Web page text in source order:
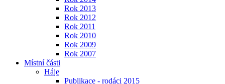
Rok 2013
Rok 2012
Rok 2011
Rok 2010
Rok 2009
Rok 2007
Místní části
Háje
Publikace - rodáci 2015